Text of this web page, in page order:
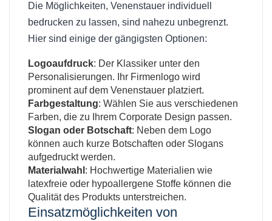
Die Möglichkeiten, Venenstauer individuell
bedrucken zu lassen, sind nahezu unbegrenzt.
Hier sind einige der gängigsten Optionen:
Logoaufdruck: Der Klassiker unter den
Personalisierungen. Ihr Firmenlogo wird
prominent auf dem Venenstauer platziert.
Farbgestaltung: Wählen Sie aus verschiedenen
Farben, die zu Ihrem Corporate Design passen.
Slogan oder Botschaft: Neben dem Logo
können auch kurze Botschaften oder Slogans
aufgedruckt werden.
Materialwahl : Hochwertige Materialien wie
latexfreie oder hypoallergene Stoffe können die
Qualität des Produkts unterstreichen.
Einsatzmöglichkeiten von